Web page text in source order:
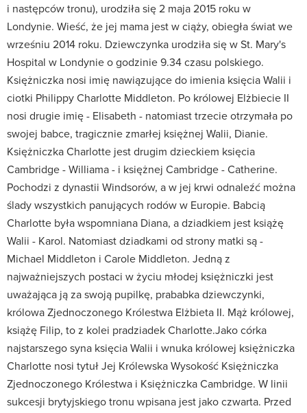
i następców tronu), urodziła się 2 maja 2015 roku w
Londynie. Wieść, że jej mama jest w ciąży, obiegła świat we
wrześniu 2014 roku. Dziewczynka urodziła się w St. Mary's
Hospital w Londynie o godzinie 9.34 czasu polskiego.
Księżniczka nosi imię nawiązujące do imienia księcia Walii i
ciotki Philippy Charlotte Middleton. Po królowej Elżbiecie II
nosi drugie imię - Elisabeth - natomiast trzecie otrzymała po
swojej babce, tragicznie zmarłej księżnej Walii, Dianie.
Księżniczka Charlotte jest drugim dzieckiem księcia
Cambridge - Williama - i księżnej Cambridge - Catherine.
Pochodzi z dynastii Windsorów, a w jej krwi odnaleźć można
ślady wszystkich panujących rodów w Europie. Babcią
Charlotte była wspomniana Diana, a dziadkiem jest książę
Walii - Karol. Natomiast dziadkami od strony matki są -
Michael Middleton i Carole Middleton. Jedną z
najważniejszych postaci w życiu młodej księżniczki jest
uważająca ją za swoją pupilkę, prababka dziewczynki,
królowa Zjednoczonego Królestwa Elżbieta II. Mąż królowej,
książę Filip, to z kolei pradziadek Charlotte.Jako córka
najstarszego syna księcia Walii i wnuka królowej księżniczka
Charlotte nosi tytuł Jej Królewska Wysokość Księżniczka
Zjednoczonego Królestwa i Księżniczka Cambridge. W linii
sukcesji brytyjskiego tronu wpisana jest jako czwarta. Przed